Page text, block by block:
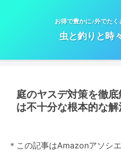
お得で豊かに♪外でたく
虫と釣りと時
庭のヤスデ対策を徹
は不十分な根本的な
＊この記事はAmazonアソシ